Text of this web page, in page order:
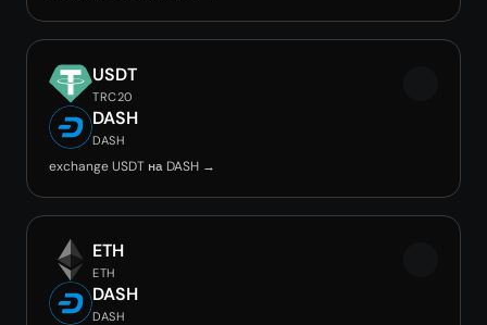
USDT
TRC20
DASH
DASH
exchange USDT на DASH →
ETH
ETH
DASH
DASH